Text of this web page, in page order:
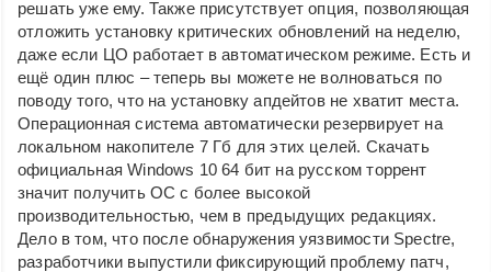
решать уже ему. Также присутствует опция, позволяющая
отложить установку критических обновлений на неделю,
даже если ЦО работает в автоматическом режиме. Есть и
ещё один плюс – теперь вы можете не волноваться по
поводу того, что на установку апдейтов не хватит места.
Операционная система автоматически резервирует на
локальном накопителе 7 Гб для этих целей. Скачать
официальная Windows 10 64 бит на русском торрент
значит получить ОС с более высокой
производительностью, чем в предыдущих редакциях.
Дело в том, что после обнаружения уязвимости Spectre,
разработчики выпустили фиксирующий проблему патч,